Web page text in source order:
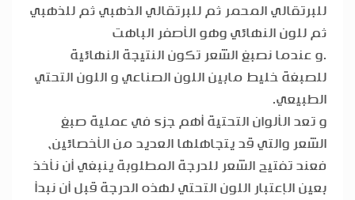
للبرتقالي المحمر ثم للبرتقالي الذهبي ثم للذهبي
ثم للون النهائي وهو الأصفر الباهت
.و عندما نصبغ الشعر تكون النتيجة النهائية
للصبغة خليط مابين اللون الصناعي و اللون التحتي
الطبيعي.
و تعد الألوان التحتية أهم جزء في عملية صبغ
الشعر والتي قد يتجاهلها العديد من الأخصائين،
فعند تفتيح الشعر للدرجة المطلوبة ينبغي أن نأخذ
بعين الإعتبار اللون التحتي لهذه الدرجة قبل أن نبدأ